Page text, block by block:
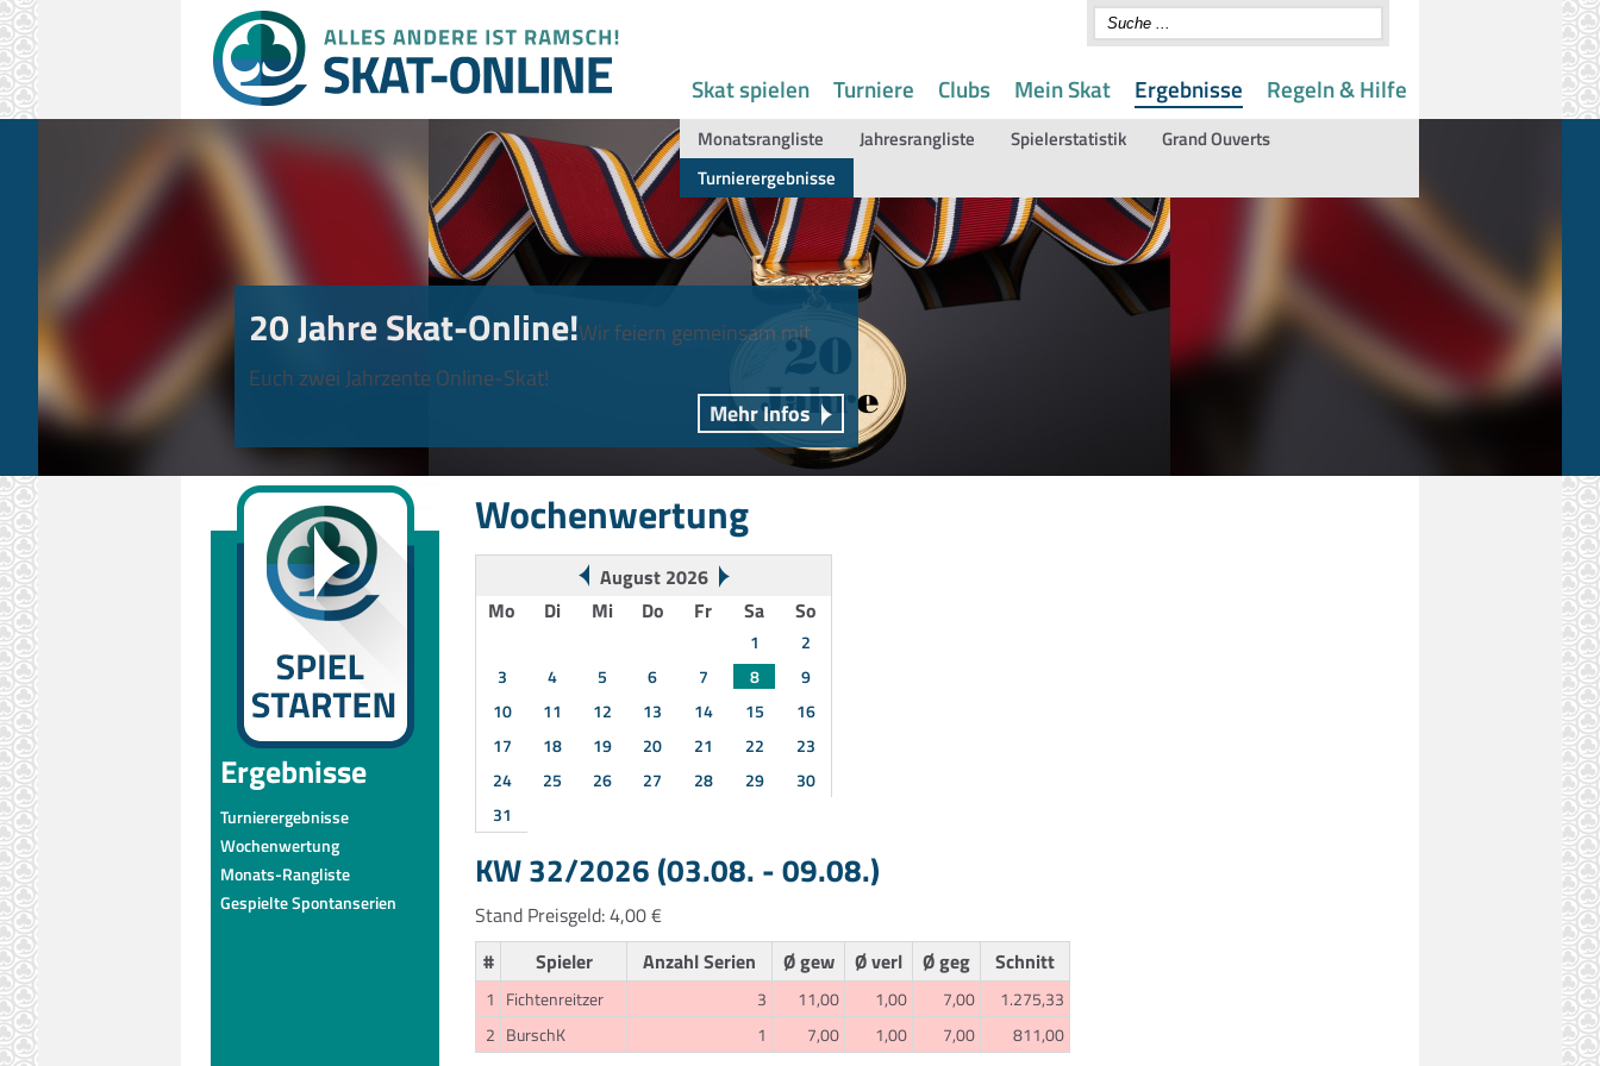
Skat spielen Turniere Clubs Mein Skat Ergebnisse
Monatsrangliste Jahresrangliste Spielerstatistik
Grand Ouverts
Turnierergebnisse
Regeln & Hilfe
20 Jahre Skat-Online!Wir feiern gemeinsam mit
Euch zwei Jahrzente Online-Skat!
Mehr Infos
Ergebnisse
Turnierergebnisse
Wochenwertung
Monats-Rangliste
Gespielte Spontanserien
Wochenwertung
August 2026
Mo
Di Mi Do Fr Sa So
1
2
3
4 5 6 7 8
9
10
11 12 13 14 15
16
17
18 19 20 21 22
23
24
25 26 27 28 29
30
31
KW 32/2026 (03.08. - 09.08.)
Stand Preisgeld: 4,00 €
#
Spieler Anzahl Serien Ø gew Ø verl Ø geg Schnitt
1 Fichtenreitzer 3 11,00 1,00 7,00
1.275,33
2 BurschK 1 7,00 1,00 7,00 811,00